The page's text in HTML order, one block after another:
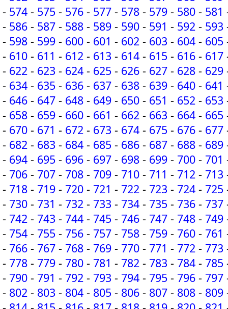
- 574 - 575 - 576 - 577 - 578 - 579 - 580 - 581
- 586 - 587 - 588 - 589 - 590 - 591 - 592 - 593
- 598 - 599 - 600 - 601 - 602 - 603 - 604 - 605
- 610 - 611 - 612 - 613 - 614 - 615 - 616 - 617
- 622 - 623 - 624 - 625 - 626 - 627 - 628 - 629
- 634 - 635 - 636 - 637 - 638 - 639 - 640 - 641
- 646 - 647 - 648 - 649 - 650 - 651 - 652 - 653
- 658 - 659 - 660 - 661 - 662 - 663 - 664 - 665
- 670 - 671 - 672 - 673 - 674 - 675 - 676 - 677
- 682 - 683 - 684 - 685 - 686 - 687 - 688 - 689
- 694 - 695 - 696 - 697 - 698 - 699 - 700 - 701
- 706 - 707 - 708 - 709 - 710 - 711 - 712 - 713
- 718 - 719 - 720 - 721 - 722 - 723 - 724 - 725
- 730 - 731 - 732 - 733 - 734 - 735 - 736 - 737
- 742 - 743 - 744 - 745 - 746 - 747 - 748 - 749
- 754 - 755 - 756 - 757 - 758 - 759 - 760 - 761
- 766 - 767 - 768 - 769 - 770 - 771 - 772 - 773
- 778 - 779 - 780 - 781 - 782 - 783 - 784 - 785
- 790 - 791 - 792 - 793 - 794 - 795 - 796 - 797
- 802 - 803 - 804 - 805 - 806 - 807 - 808 - 809